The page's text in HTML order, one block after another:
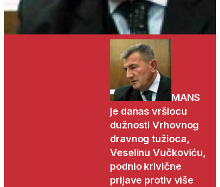
MANS
je danas vršiocu
dužnosti Vrhovnog
dravnog tužioca,
Veselinu Vučkoviću,
podnio krivične
prijave protiv više